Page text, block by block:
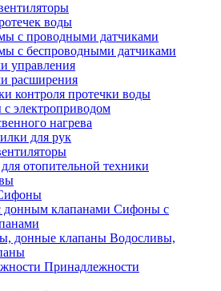
воды
с проводными датчиками
с беспроводными датчиками
управления
расширения
контроля протечки воды
электроприводом
нагрева
для рук
отопительной техники
Сифоны с
Водосливы,
Принадлежности